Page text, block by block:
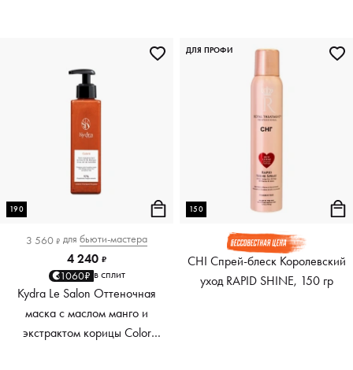
190
3 560 ₽ для бьюти-мастера
4 240 ₽
1060₽ в сплит
Kydra Le Salon Оттеночная
маска с маслом манго и
экстрактом корицы Color
150
CHI Спрей-блеск Королевский
уход RAPID SHINE, 150 гр
ДЛЯ ПРОФИ